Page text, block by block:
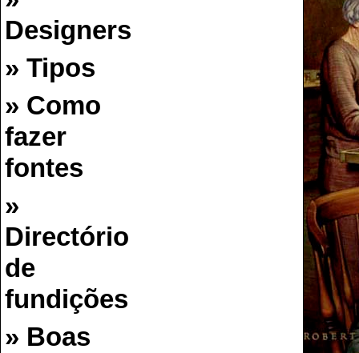
Designers
» Tipos
» Como
fazer
fontes
»
Directório
de
fundições
» Boas